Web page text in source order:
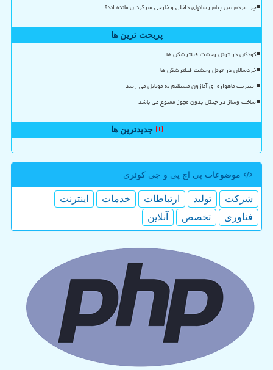
چرا مردم بین پیام رسانهای داخلی و خارجی سرگردان مانده اند؟
پربحث ترین ها
کودکان در تونل وحشت فیلترشکن ها
خردسالان در تونل وحشت فیلترشکن ها
اینترنت ماهواره ای آمازون مستقیم به موبایل می رسد
ساخت وساز در جنگل بدون مجوز ممنوع می باشد
جدیدترین ها
موضوعات پی اچ پی و جی كوئری
شركت تولید ارتباطات خدمات
اینترنت
فناوری
تخصص آنلاین